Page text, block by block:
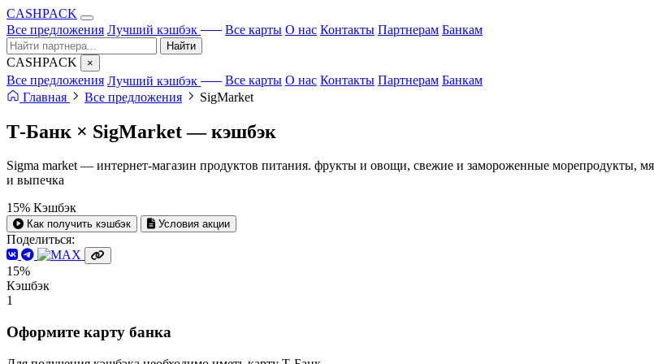
CASHPACK
Все предложения Лучший кэшбэк Все карты О нас Контакты Партнерам Банкам
Найти
CASHPACK ×
Все предложения Лучший кэшбэк Все карты О нас Контакты Партнерам Банкам
Главная
Все предложения SigMarket
Т-Банк × SigMarket —кэшбэк
Sigma market — интернет-магазин продуктов питания. фрукты и овощи, свежие и замороженные морепродукты,
и выпечка
15% Кэшбэк
Как получить кэшбэк Условия акции
Поделиться:
15%
Кэшбэк
1
Оформите карту банка